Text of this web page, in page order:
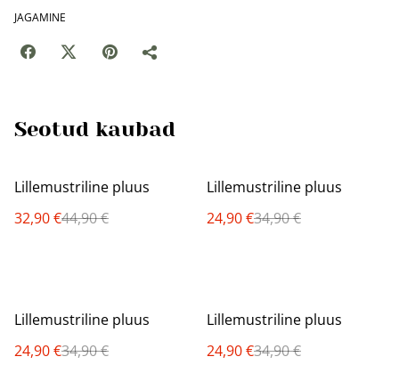
JAGAMINE
Seotud kaubad
%
Lillemustriline pluus
32,90 €44,90 €
%
Lillemustriline pluus
24,90 €34,90 €
%
Lillemustriline pluus
24,90 €34,90 €
%
Lillemustriline pluus
24,90 €34,90 €